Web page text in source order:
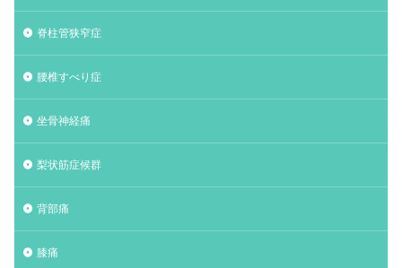
脊柱管狭窄症
腰椎すべり症
坐骨神経痛
梨状筋症候群
背部痛
膝痛